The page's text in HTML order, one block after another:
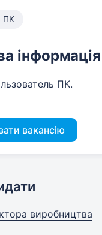
ПК
інформація
ПК.
вакансію
виробництва